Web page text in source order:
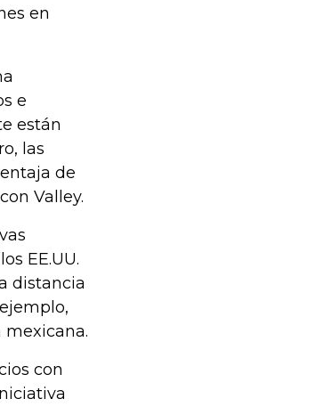
en
e
están
las
de
Valley.
EE.UU.
distancia
mexicana.
con